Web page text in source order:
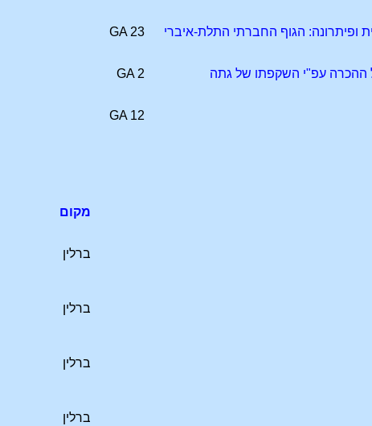
ופיתרונה: הגוף החברתי התלת-איברי GA 23
ההכרה עפ"י השקפתו של גתה GA 2
GA 12
מקום
ברלין
ברלין
ברלין
ברלין